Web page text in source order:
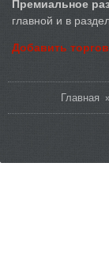
Премиальное
главной и в
Добавить
Главная